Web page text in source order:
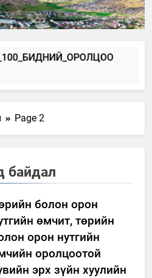
Page 2
байдал
болон орон
өмчит, төрийн
орон нутгийн
оролцоотой
эрх зүйн хуулийн